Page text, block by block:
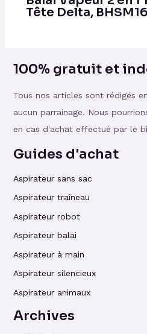
Tête Delta,
100% gratuit et
Tous nos articles sont rédigés
aucun parrainage. Nous
en cas d'achat effectué par le
Guides d'achat
Aspirateur sans sac
Aspirateur traîneau
Aspirateur robot
Aspirateur balai
Aspirateur à main
Aspirateur silencieux
Aspirateur animaux
Archives